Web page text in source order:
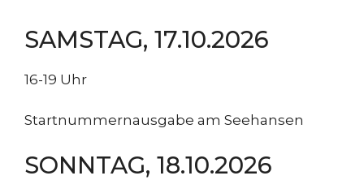
SAMSTAG, 17.10.2026
16-19 Uhr
Startnummernausgabe am Seehansen
SONNTAG, 18.10.2026